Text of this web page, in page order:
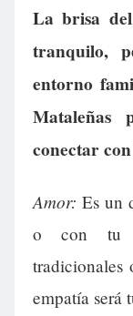
La brisa
tranquilo,
entorno
conectar
Amor: Es un
o con tu
tradicionales
empatía será